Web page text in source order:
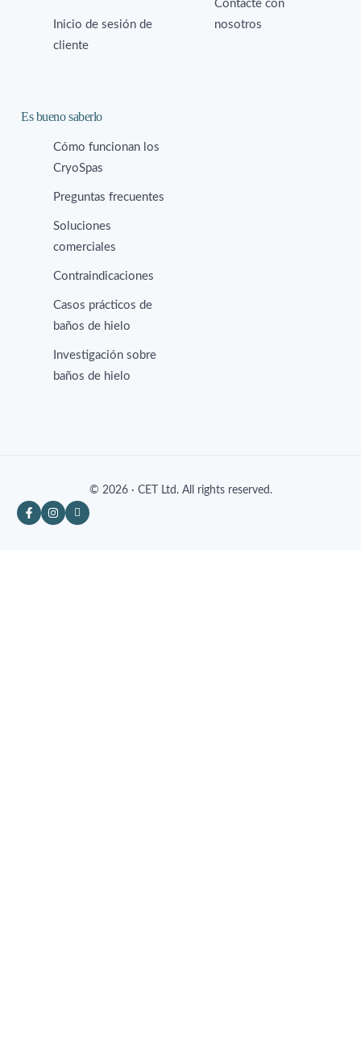
Inicio de sesión de
cliente
Contacte con
nosotros
Es bueno saberlo
Cómo funcionan los
CryoSpas
Preguntas frecuentes
Soluciones
comerciales
Contraindicaciones
Casos prácticos de
baños de hielo
Investigación sobre
baños de hielo
© 2026 · CET Ltd. All rights reserved.